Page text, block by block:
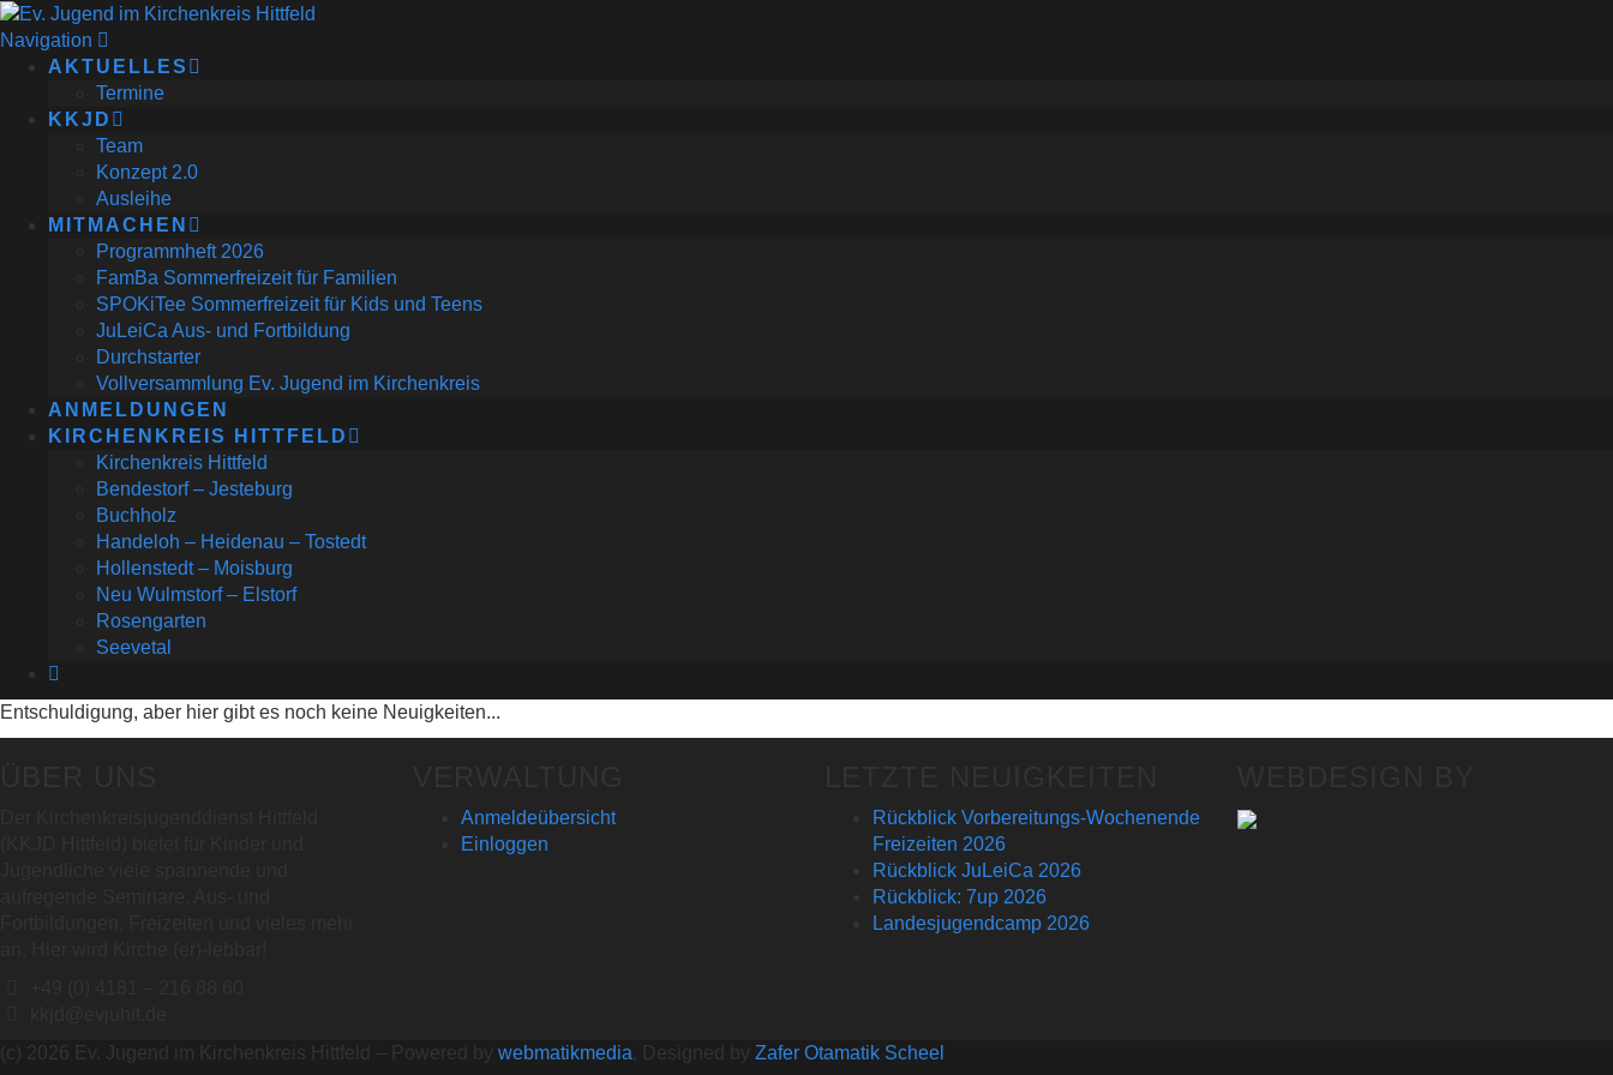
Navigation
AKTUELLES
Termine
KKJD
Team
Konzept 2.0
Ausleihe
MITMACHEN
Programmheft 2026
FamBa Sommerfreizeit für Familien
SPOKiTee Sommerfreizeit für Kids und Teens
JuLeiCa Aus- und Fortbildung
Durchstarter
Vollversammlung Ev. Jugend im Kirchenkreis
ANMELDUNGEN
KIRCHENKREIS HITTFELD
Kirchenkreis Hittfeld
Bendestorf – Jesteburg
Buchholz
Handeloh – Heidenau – Tostedt
Hollenstedt – Moisburg
Neu Wulmstorf – Elstorf
Rosengarten
Seevetal
Entschuldigung, aber hier gibt es noch keine Neuigkeiten...
Anmeldeübersicht
Einloggen
Rückblick Vorbereitungs-Wochenende
Freizeiten 2026
Rückblick JuLeiCa 2026
Rückblick: 7up 2026
Landesjugendcamp 2026
(c) 2026 Ev. Jugend im Kirchenkreis Hittfeld – Powered by webmatikmedia, Designed by Zafer Otamatik Scheel